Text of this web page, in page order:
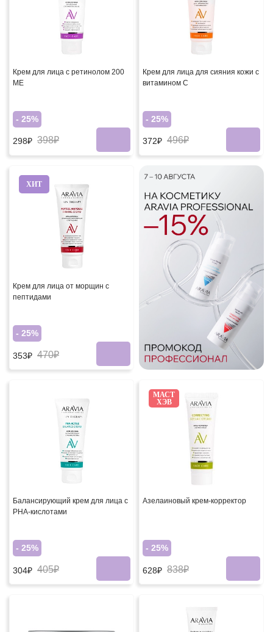
Крем для лица с ретинолом 200
МЕ
- 25%
298₽ 398₽
Крем для лица для сияния кожи с
витамином С
- 25%
372₽ 496₽
ХИТ
Крем для лица от морщин с
пептидами
- 25%
353₽ 470₽
Балансирующий крем для лица с
PHA-кислотами
- 25%
304₽ 405₽
МАСТ
ХЭВ
Азелаиновый крем-корректор
- 25%
628₽ 838₽